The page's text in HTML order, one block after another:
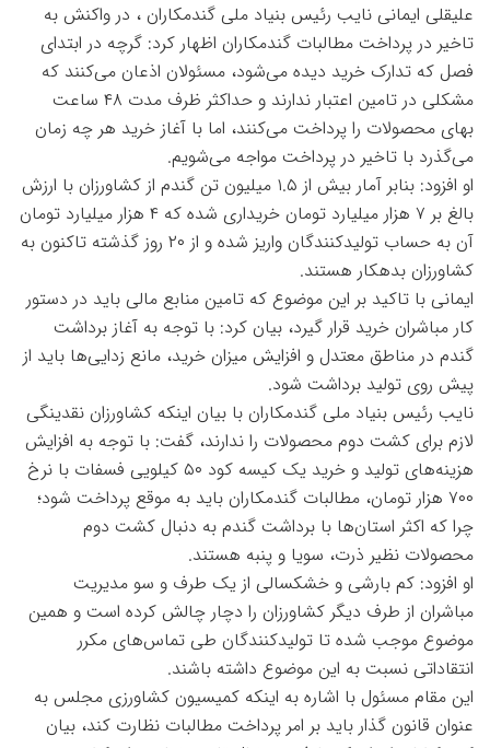
علیقلی ایمانی نایب رئیس بنیاد ملی گندمکاران ، در واکنش به
تاخیر در پرداخت مطالبات گندمکاران اظهار کرد: گرچه در ابتدای
فصل که تدارک خرید دیده می‌شود، مسئولان اذعان می‌کنند که
مشکلی در تامین اعتبار ندارند و حداکثر ظرف مدت ۴۸ ساعت
بهای محصولات را پرداخت می‌کنند، اما با آغاز خرید هر چه زمان
می‌گذرد با تاخیر در پرداخت مواجه می‌شویم.
او افزود: بنابر آمار بیش از ۱.۵ میلیون تن گندم از ‌کشاورزان با ارزش
بالغ بر ۷ هزار میلیارد تومان خریداری شده که ۴ هزار میلیارد تومان
آن به حساب تولیدکنندگان واریز شده و از ۲۰ روز گذشته تاکنون به
کشاورزان بدهکار هستند.
ایمانی با تاکید بر این موضوع که تامین منابع مالی باید در دستور
کار مباشران خرید قرار گیرد، بیان کرد: با توجه به آغاز برداشت
گندم در مناطق معتدل و افزایش میزان خرید، مانع زدایی‌ها باید از
پیش روی تولید برداشت شود.
نایب رئیس بنیاد ملی گندمکاران با بیان اینکه کشاورزان نقدینگی
لازم برای کشت دوم محصولات را ندارند، گفت: با توجه به افزایش
هزینه‌های تولید و خرید یک کیسه کود ۵۰ کیلویی فسفات با نرخ
۷۰۰ هزار تومان، مطالبات گندمکاران باید به موقع پرداخت شود؛
چرا که اکثر استان‌ها با برداشت گندم به دنبال کشت دوم
محصولات نظیر ذرت، سویا و پنبه هستند.
او افزود: کم بارشی و خشکسالی از یک طرف و سو مدیریت
مباشران از طرف دیگر کشاورزان را دچار چالش کرده است و همین
موضوع موجب شده تا تولیدکنندگان طی تماس‌های مکرر
انتقاداتی نسبت به این موضوع داشته باشند.
این مقام مسئول با اشاره به اینکه کمیسیون کشاورزی مجلس به
عنوان قانون گذار باید بر امر پرداخت مطالبات نظارت کند، بیان